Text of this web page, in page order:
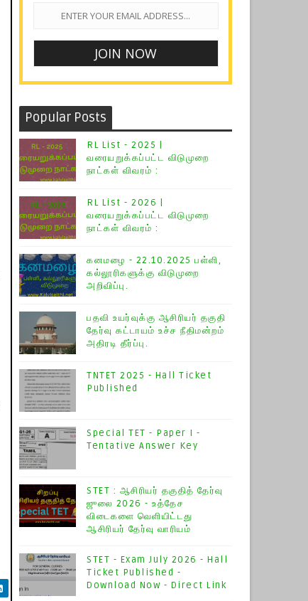
Popular Posts
RL List - 2025 |
வரையறுக்கப்பட்ட விடுமுறை
நாட்கள் விவரம் :
RL List - 2026 |
வரையறுக்கப்பட்ட விடுமுறை
நாட்கள் விவரம் :
கனமழை - 22.10.2025 பள்ளி,
கல்லூரிகளுக்கு விடுமுறை
அறிவிப்பு.
பதவி உயர்வுக்கு ஆசிரியர் தகுதி
தேர்வு கட்டாயம் உச்ச நீதிமன்றம்
அதிரடி தீர்ப்பு.
TNTET 2025 - Hall Ticket
Published
Special TET - Paper I -
Tentative Answer Key
STET : ஆசிரியர் தகுதித் தேர்வு
ஜுலை 2026 - உத்தேச
விடைகளை வெளியிட்டது
ஆசிரியர் தேர்வு வாரியம்
STET - Exam July 2026 - Hall
Ticket Published -
Download Now - Direct Link